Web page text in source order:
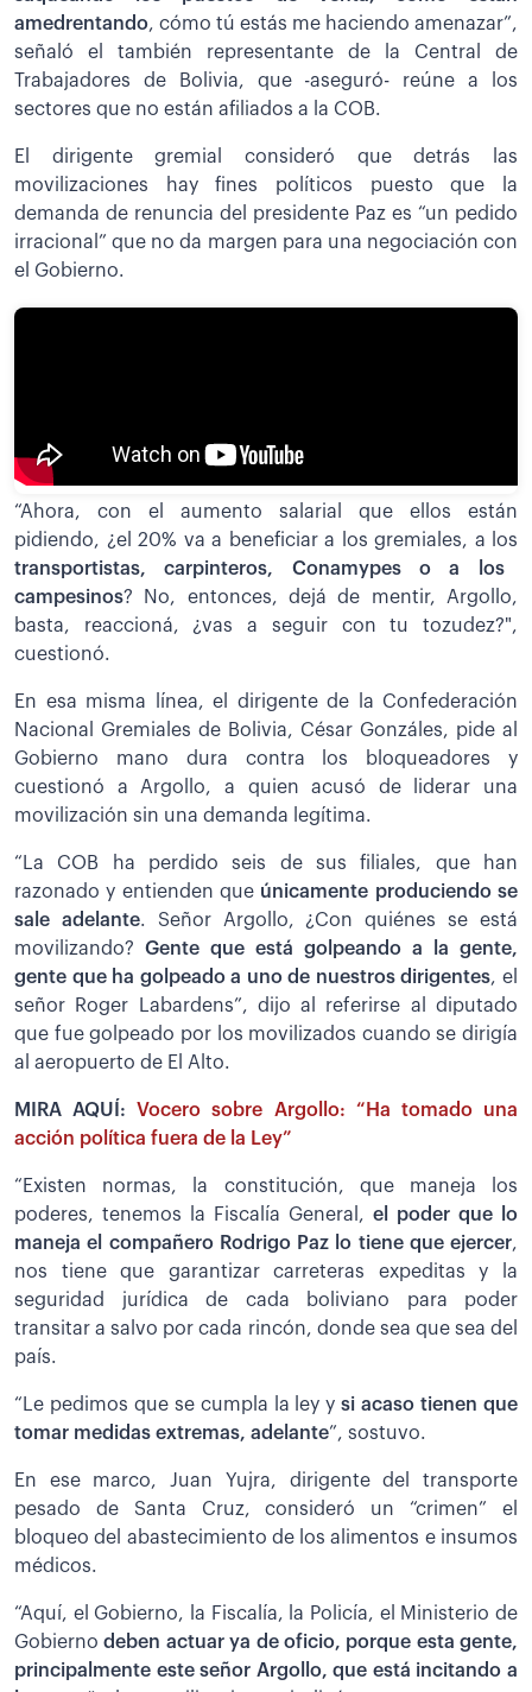
amedrentando, cómo tú estás me haciendo amenazar”,
señaló el también representante de la Central de
Trabajadores de Bolivia, que -aseguró- reúne a los
sectores que no están afiliados a la COB.
El dirigente gremial consideró que detrás las
movilizaciones hay fines políticos puesto que la
demanda de renuncia del presidente Paz es “un pedido
irracional” que no da margen para una negociación con
el Gobierno.
“Ahora, con el aumento salarial que ellos están
pidiendo, ¿el 20% va a beneficiar a los gremiales, a los
transportistas, carpinteros, Conamypes o a los
campesinos? No, entonces, dejá de mentir, Argollo,
basta, reaccioná, ¿vas a seguir con tu tozudez?",
cuestionó.
En esa misma línea, el dirigente de la Confederación
Nacional Gremiales de Bolivia, César Gonzáles, pide al
Gobierno mano dura contra los bloqueadores y
cuestionó a Argollo, a quien acusó de liderar una
movilización sin una demanda legítima.
“La COB ha perdido seis de sus filiales, que han
razonado y entienden que únicamente produciendo se
sale adelante. Señor Argollo, ¿Con quiénes se está
movilizando? Gente que está golpeando a la gente,
gente que ha golpeado a uno de nuestros dirigentes, el
señor Roger Labardens”, dijo al referirse al diputado
que fue golpeado por los movilizados cuando se dirigía
al aeropuerto de El Alto.
MIRA AQUÍ:Vocero sobre Argollo: “Ha tomado una
acción política fuera de la Ley”
“Existen normas, la constitución, que maneja los
poderes, tenemos la Fiscalía General, el poder que lo
maneja el compañero Rodrigo Paz lo tiene que ejercer,
nos tiene que garantizar carreteras expeditas y la
seguridad jurídica de cada boliviano para poder
transitar a salvo por cada rincón, donde sea que sea del
país.
“Le pedimos que se cumpla la ley ysi acaso tienen que
tomar medidas extremas, adelante”, sostuvo.
En ese marco, Juan Yujra, dirigente del transporte
pesado de Santa Cruz, consideró un “crimen” el
bloqueo del abastecimiento de los alimentos e insumos
médicos.
“Aquí, el Gobierno, la Fiscalía, la Policía, el Ministerio de
Gobiernodeben actuar ya de oficio, porque esta gente,
principalmente este señor Argollo, que está incitando a